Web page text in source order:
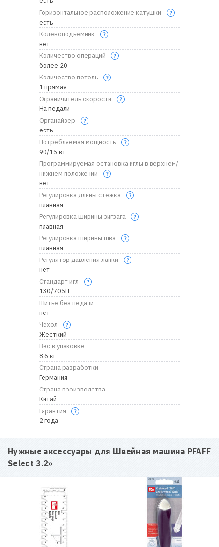
Горизонтальное расположение катушки
есть
Коленоподъемник
нет
Количество операций
более 20
Количество петель
1 прямая
Ограничитель скорости
На педали
Органайзер
есть
Потребляемая мощность
90/15 вт
Программируемая остановка иглы в верхнем/
нижнем положении
нет
Регулировка длины стежка
плавная
Регулировка ширины зигзага
плавная
Регулировка ширины шва
плавная
Регулятор давления лапки
нет
Стандарт игл
130/705H
Шитьё без педали
нет
Чехол
Жесткий
Вес в упаковке
8,6 кг
Страна разработки
Германия
Страна производства
Китай
Гарантия
2 года
Нужные аксессуары для Швейная машина PFAFF
Select 3.2»